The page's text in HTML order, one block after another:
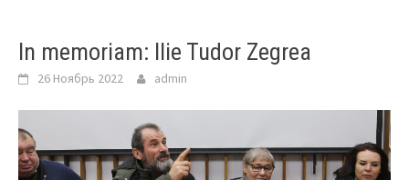
In memoriam: Ilie Tudor Zegrea
26 Ноябрь 2022 admin